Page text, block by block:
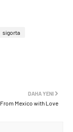
sigorta
DAHA YENI
From Mexico with Love